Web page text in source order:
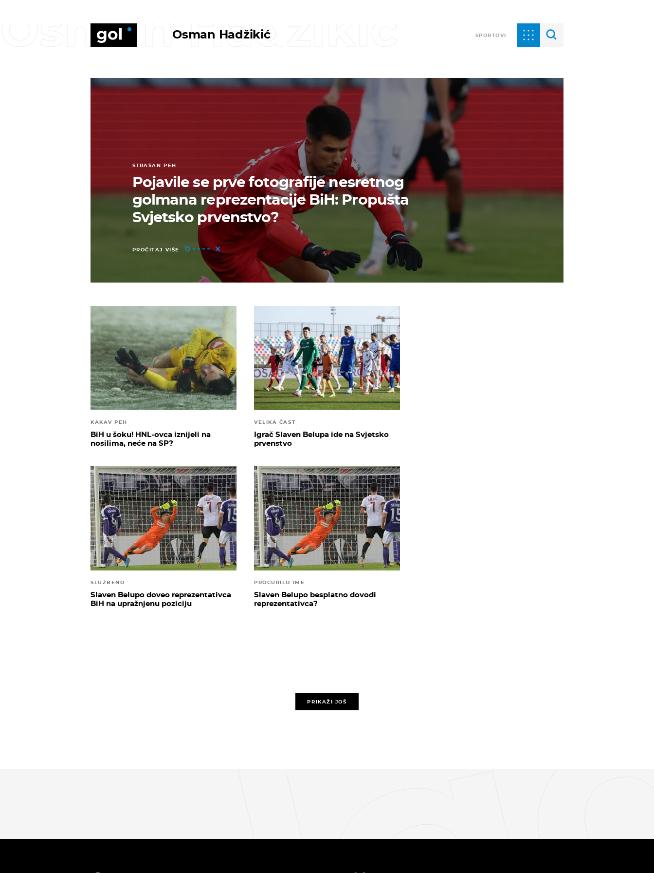
Osman Hadžikić SPORTOVI
Osman Hadžikić
STRAŠAN PEH
Pojavile se prve fotografije nesretnog
golmana reprezentacije BiH: Propušta
Svjetsko prvenstvo?
PROČITAJ VIŠE
KAKAV PEH
BiH u šoku! HNL-ovca iznijeli na
nosilima, neće na SP?
VELIKA ČAST
Igrač Slaven Belupa ide na Svjetsko
prvenstvo
SLUŽBENO
Slaven Belupo doveo reprezentativca
BiH na upražnjenu poziciju
PROCURILO IME
Slaven Belupo besplatno dovodi
reprezentativca?
PRIKAŽI JOŠ